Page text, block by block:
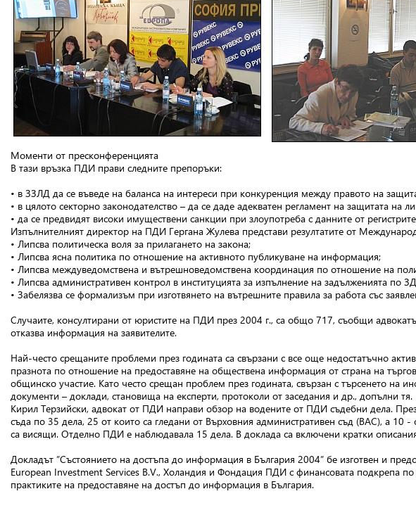
Моменти от пресконференцията
В тази връзка ПДИ прави следните препоръки:
• в ЗЗЛД да се въведе на баланса на интереси при конкуренция между правото на
• в цялото секторно законодателство – да се даде адекватен регламент на защитата на
• да се предвидят високи имуществени санкции при злоупотреба с данните от
Изпълнителният директор на ПДИ Гергана Жулева представи резултатите от
• Липсва политическа воля за прилагането на закона;
• Липсва ясна политика по отношение на активното публикуване на информация;
• Липсва междуведомствена и вътрешноведомствена координация по отношение на
• Липсва административен контрол в институцията за изпълнение на задълженията по
• Забелязва се формализъм при изготвянето на вътрешните правила за работа със
Случаите, консултирани от юристите на ПДИ през 2004 г., са общо 717, съобщи
отказва информация на заявителите.
Най-често срещаните проблеми през годината са свързани с все още недостатъчно
празнота по отношение на предоставяне на обществена информация от страна на
общинско участие. Като често срещан проблем през годината, свързан с търсенето на
документи – доклади, становища на експерти, протоколи от заседания и др., допълни тя.
Кирил Терзийски, адвокат от ПДИ направи обзор на водените от ПДИ съдебни дела.
съда по 35 дела, 25 от които са гледани от Върховния административен съд (ВАС), а 10
са висящи. Отделно ПДИ е наблюдавала 15 дела. В доклада са включени кратки
Докладът ”Състоянието на достъпа до информация в България 2004” бе изготвен и
European Investment Services B.V., Холандия и Фондация ПДИ с финансовата подкрепа
практиките на предоставяне на достъп до информация в България.